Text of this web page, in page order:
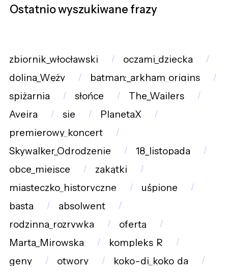
Ostatnio wyszukiwane frazy
zbiornik_włocławski
oczami_dziecka
dolina_Węży
batman:_arkham_origins
spiżarnia
słońce
The_Wailers
Aveira
sie
PlanetaX
premierowy_koncert
Skywalker_Odrodzenie
18_listopada
obce_miejsce
zakątki
miasteczko_historyczne
uśpione
basta
absolwent
rodzinna_rozrywka
ofertą
Marta_Mirowska
kompleks_R
geny
otwory
koko-di_koko_da